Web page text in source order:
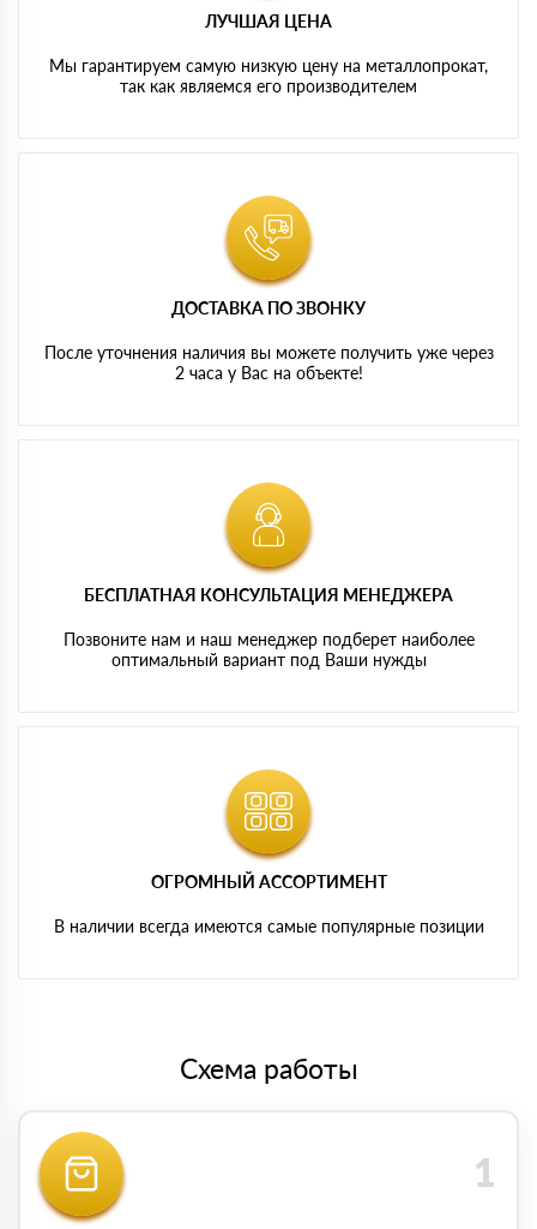
ЛУЧШАЯ ЦЕНА
Мы гарантируем самую низкую цену на металлопрокат,
так как являемся его производителем
ДОСТАВКА ПО ЗВОНКУ
После уточнения наличия вы можете получить уже через
2 часа у Вас на объекте!
БЕСПЛАТНАЯ КОНСУЛЬТАЦИЯ МЕНЕДЖЕРА
Позвоните нам и наш менеджер подберет наиболее
оптимальный вариант под Ваши нужды
ОГРОМНЫЙ АССОРТИМЕНТ
В наличии всегда имеются самые популярные позиции
Схема работы